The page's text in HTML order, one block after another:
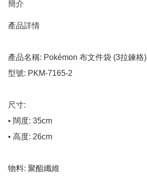
簡介
產品詳情
產品名稱: Pokémon 布文件袋 (3拉鍊格)
型號: PKM-7165-2
尺寸:
• 闊度: 35cm
• 高度: 26cm
物料: 聚酯纖維